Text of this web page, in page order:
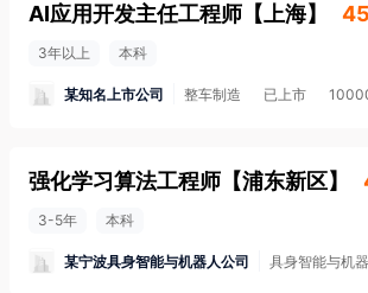
AI应用开发主任工程师 【 上海】
3年以上 本科
某知名上市公司 整车制造 已上市
强化学习算法工程师 【浦东新区】
3-5年 本科
某宁波具身智能与机器人公司 具身智能与机